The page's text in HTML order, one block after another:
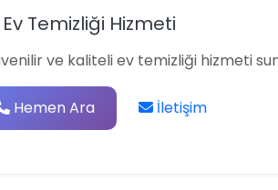
Temizliği Hizmeti
ve kaliteli ev temizliği hizmeti
Hemen Ara İletişim